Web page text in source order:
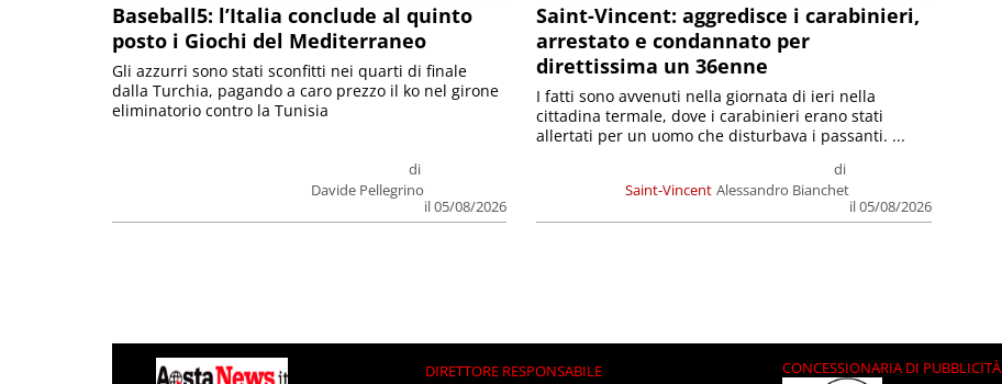
Baseball5: l’Italia conclude al quinto
posto i Giochi del Mediterraneo
di
Davide Pellegrino
il 05/08/2026
Gli azzurri sono stati sconfitti nei quarti di finale
dalla Turchia, pagando a caro prezzo il ko nel girone
eliminatorio contro la Tunisia
Saint-Vincent: aggredisce i carabinieri,
arrestato e condannato per
direttissima un 36enne
Saint-Vincent
di
Alessandro Bianchet
il 05/08/2026
I fatti sono avvenuti nella giornata di ieri nella
cittadina termale, dove i carabinieri erano stati
allertati per un uomo che disturbava i passanti. ...
DIRETTORE RESPONSABILE
CONCESSIONARIA DI PUBBLICITÀ